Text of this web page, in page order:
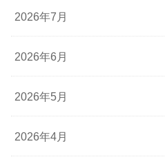
2026年7月
2026年6月
2026年5月
2026年4月